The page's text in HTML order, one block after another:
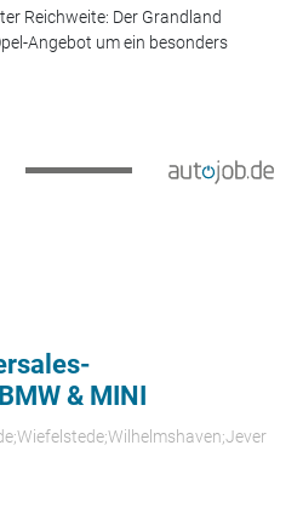
Reichweite: Der Grandland
Angebot um ein besonders
& MINI